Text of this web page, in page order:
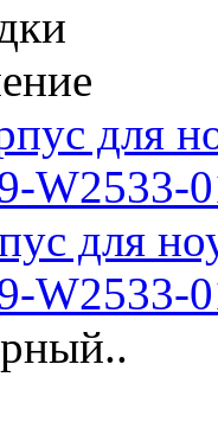
для
W2533-